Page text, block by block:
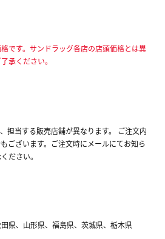
です。サンドラッグ各店の店頭価格とは異
承ください。
担当する販売店舗が異なります。 ご注文内
ございます。ご注文時にメールにてお知ら
ださい。
県、山形県、福島県、茨城県、栃木県